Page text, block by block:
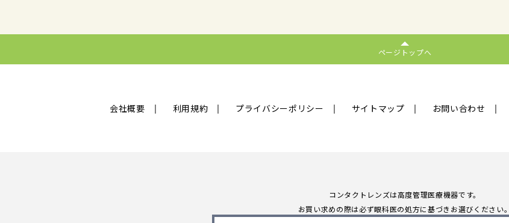
ページトップへ
会社概要 利用規約 プライバシーポリシー サイトマップ お問い合わせ
コンタクトレンズは高度管理医療機器です。
お買い求めの際は必ず眼科医の処方に基づきお選びください。